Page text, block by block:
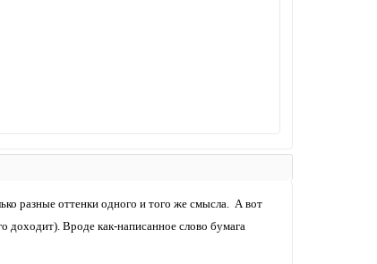
разные оттенки одного и того же смысла. А вот
доходит). Вроде как-написанное слово бумага